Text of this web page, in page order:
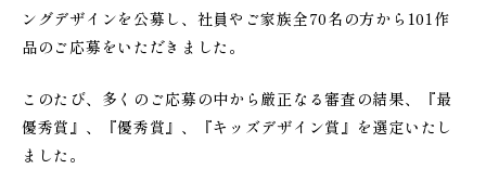
ングデザインを公募し、社員やご家族全70名の方から101作
品のご応募をいただきました。
このたび、多くのご応募の中から厳正なる審査の結果、『最
優秀賞』、『優秀賞』、『キッズデザイン賞』を選定いたし
ました。